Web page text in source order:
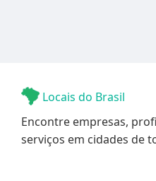
Locais do Brasil
Encontre empresas,
serviços em cidades de